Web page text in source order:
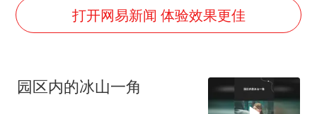
台风白海豚最新路径研判来了
OpenAI为免费用户升级GPT-5.6 Luna
我国编制完成新版全月地质图
打开网易新闻 体验效果更佳
园区内的冰山一角